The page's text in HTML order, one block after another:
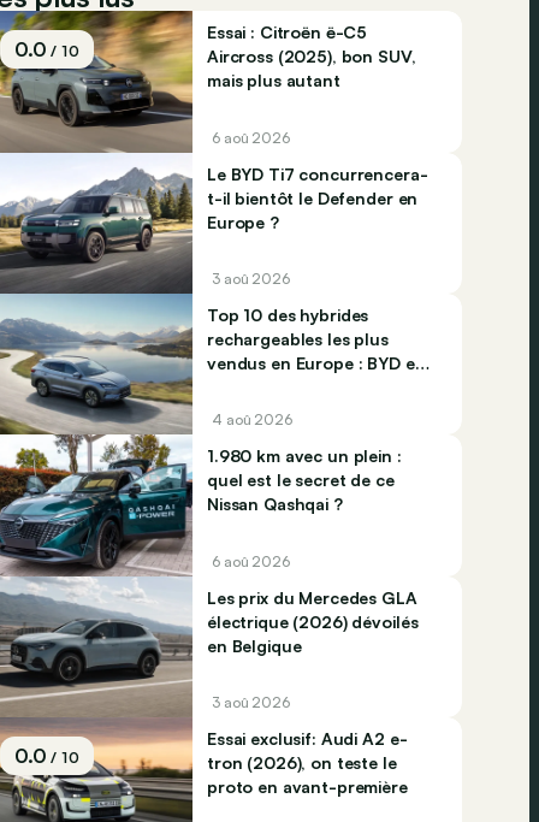
0.0/ 10
Essai : Citroën ë-C5
Aircross (2025), bon SUV,
mais plus autant
6 aoû 2026
Le BYD Ti7 concurrencera-
t-il bientôt le Defender en
Europe ?
3 aoû 2026
Top 10 des hybrides
rechargeables les plus
vendus en Europe : BYD et
4 aoû 2026
1.980 km avec un plein :
quel est le secret de ce
Nissan Qashqai ?
6 aoû 2026
Les prix du Mercedes GLA
électrique (2026) dévoilés
en Belgique
3 aoû 2026
0.0/ 10
Essai exclusif: Audi A2 e-
tron (2026), on teste le
proto en avant-première